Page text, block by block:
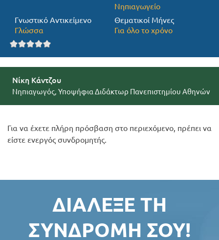
Νηπιαγωγείο
Γνωστικό Αντικείμενο
Γλώσσα
Θεματικοί Μήνες
Για όλο το χρόνο
Νίκη Κάντζου
Νηπιαγωγός, Υποψήφια Διδάκτωρ Πανεπιστημίου Αθηνών
Για να έχετε πλήρη πρόσβαση στο περιεχόμενο, πρέπει να
είστε ενεργός συνδρομητής.
ΔΙΆΛΕΞΕ ΤΗ
ΣΥΝΔΡΟΜΉ ΣΟΥ!